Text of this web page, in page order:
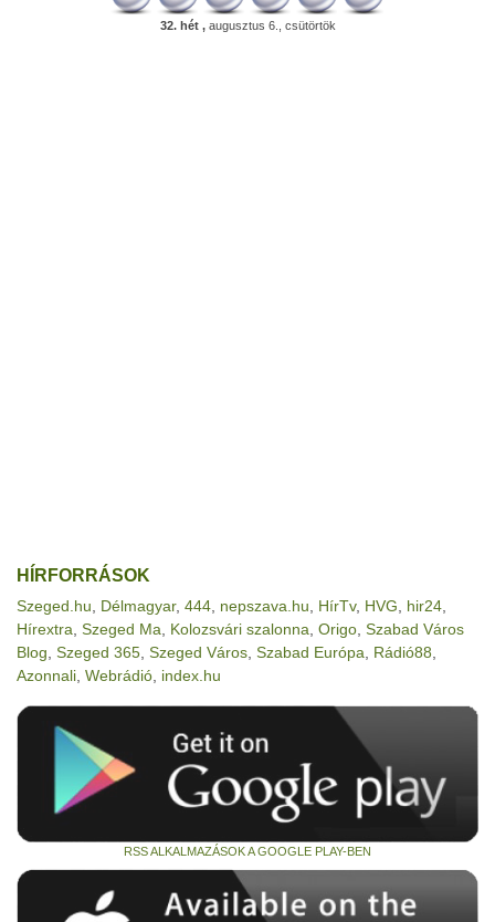
32. hét ,augusztus 6., csütörtök
HÍRFORRÁSOK
Szeged.hu Délmagyar, 444 nepszava.hu HírTv, HVG hir24
Hírextra Szeged Ma Kolozsvári szalonna Origo Szabad Város
Blog Szeged 365 Szeged Város Szabad Európa Rádió88
Azonnali Webrádió index.hu
RSS ALKALMAZÁSOK A GOOGLE PLAY-BEN